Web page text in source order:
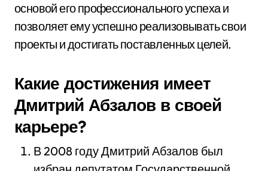
основой его профессионального успеха и
позволяет ему успешно реализовывать свои
проекты и достигать поставленных целей.
Какие достижения имеет
Дмитрий Абзалов в своей
карьере?
В 2008 году Дмитрий Абзалов был